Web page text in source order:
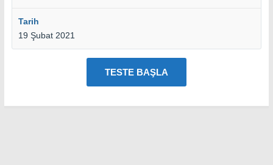
Tarih
19 Şubat 2021
TESTE BAŞLA